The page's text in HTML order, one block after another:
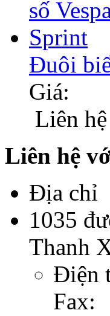
Đuôi
Giá:
Liên hệ
Liên hệ
Địa chỉ
1035
Thanh
Điện
Fax: